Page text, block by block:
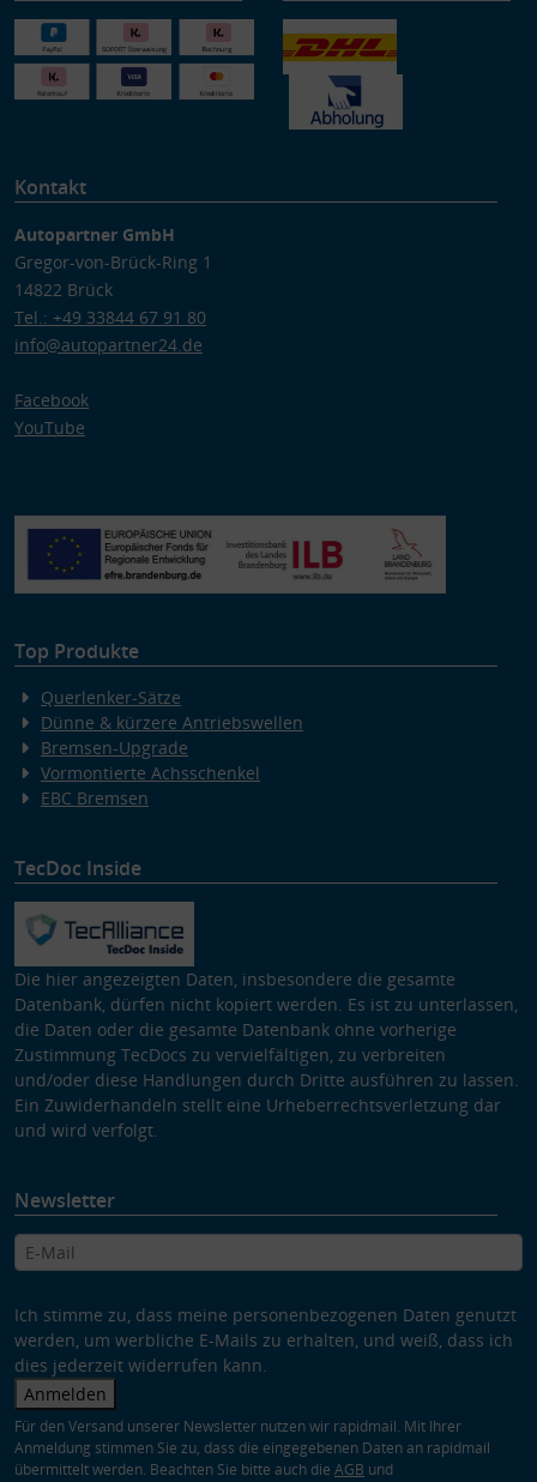
Kontakt
Autopartner GmbH
Gregor-von-Brück-Ring 1
14822 Brück
Tel.: +49 33844 67 91 80
info@autopartner24.de
Facebook
YouTube
Top Produkte
Querlenker-Sätze
Dünne & kürzere Antriebswellen
Bremsen-Upgrade
Vormontierte Achsschenkel
EBC Bremsen
TecDoc Inside
Die hier angezeigten Daten, insbesondere die gesamte
Datenbank, dürfen nicht kopiert werden. Es ist zu unterlassen,
die Daten oder die gesamte Datenbank ohne vorherige
Zustimmung TecDocs zu vervielfältigen, zu verbreiten
und/oder diese Handlungen durch Dritte ausführen zu lassen.
Ein Zuwiderhandeln stellt eine Urheberrechtsverletzung dar
und wird verfolgt.
Newsletter
Ich stimme zu, dass meine personenbezogenen Daten genutzt
werden, um werbliche E-Mails zu erhalten, und weiß, dass ich
dies jederzeit widerrufen kann.
Anmelden
Für den Versand unserer Newsletter nutzen wir rapidmail. Mit Ihrer
Anmeldung stimmen Sie zu, dass die eingegebenen Daten an rapidmail
übermittelt werden. Beachten Sie bitte auch die AGB und